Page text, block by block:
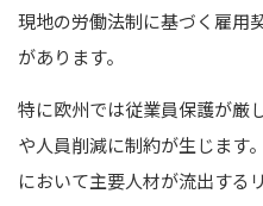
現地の労働法制に基づく雇用
があります。
特に欧州では従業員保護が厳
や人員削減に制約が生じます
において主要人材が流出する